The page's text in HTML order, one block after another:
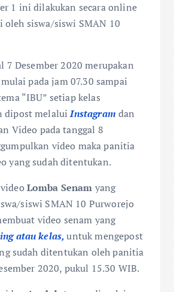
1 ini dilakukan secara online
siswa/siswi SMAN 10
7 Desember 2020 merupakan
pada jam 07.30 sampai
“IBU” setiap kelas
dipost melaluiInstagramdan
Video pada tanggal 8
video maka panitia
yang sudah ditentukan.
Lomba Senam yang
siswi SMAN 10 Purworejo
video senam yang
atau kelas,untuk mengepost
sudah ditentukan oleh panitia
2020, pukul 15.30 WIB.